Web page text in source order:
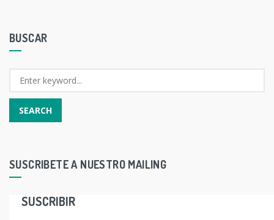
BUSCAR
SUSCRIBETE A NUESTRO MAILING
SUSCRIBIR